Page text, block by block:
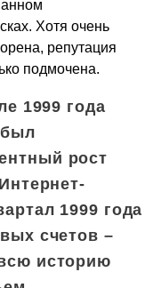
Хотя очень
репутация
подмочена.
1999 года
рост
1999 года
счетов –
историю